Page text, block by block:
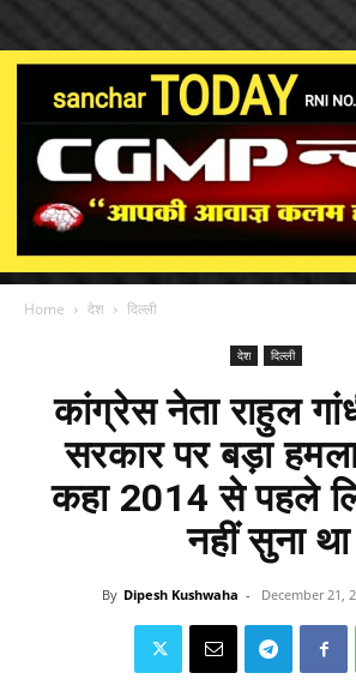
Home देश दिल्ली
देश दिल्ली
कांग्रेस नेता राहुल
सरकार पर बड़ा
कहा 2014 से पहले
नहीं सुना था
By Dipesh Kushwaha - December 21,